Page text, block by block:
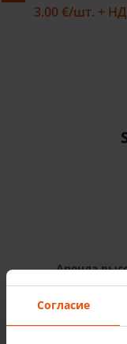
3.00 €/шт. +
Аренда
Филиалы
Согласие